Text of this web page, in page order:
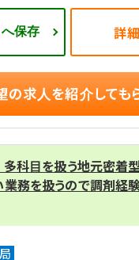
保存 詳
の求人を紹介しても
多科目を扱う地元密着
務を扱うので調剤経